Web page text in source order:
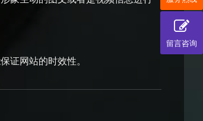
证网站的时效性。
留言咨询